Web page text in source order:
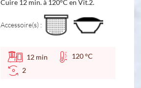
Cuire 12 min. à 120°C en Vit.2.
Accessoire(s) :
12 min
120 °C
2